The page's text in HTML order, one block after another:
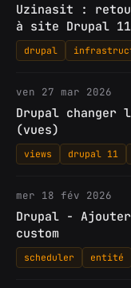
Uzinasit :
à site Drupal 11
drupal
ven 27 mar 2026
Drupal changer
(vues)
views drupal 11
mer 18 fév 2026
Drupal -
custom
scheduler entité